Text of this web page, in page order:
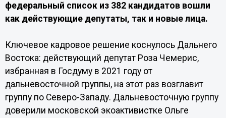
федеральный список из 382 кандидатов вошли
как действующие депутаты, так и новые лица.
Ключевое кадровое решение коснулось Дальнего
Востока: действующий депутат Роза Чемерис,
избранная в Госдуму в 2021 году от
дальневосточной группы, на этот раз возглавит
группу по Северо-Западу. Дальневосточную группу
доверили московской экоактивистке Ольге